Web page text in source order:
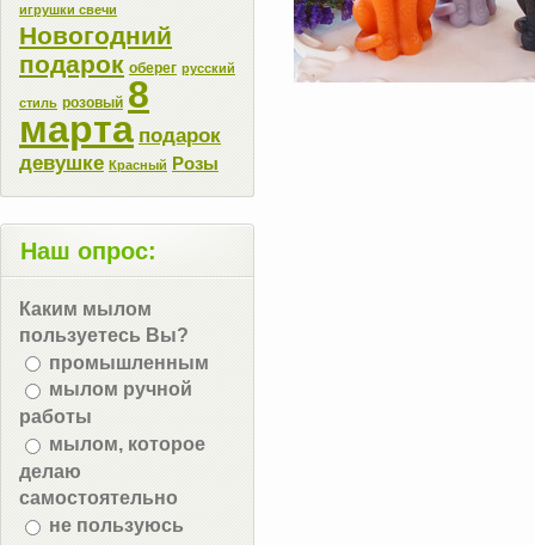
игрушки свечи
Новогодний
подарок оберег русский
стиль розовый 8
марта подарок
девушке Красный Розы
Наш опрос:
Каким мылом
пользуетесь Вы?
промышленным
мылом ручной
работы
мылом, которое
делаю
самостоятельно
не пользуюсь